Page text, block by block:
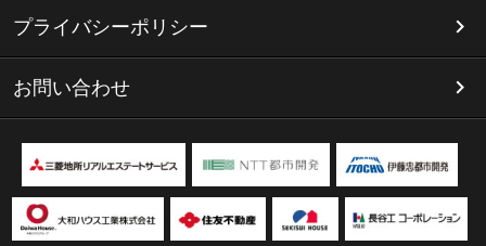
プライバシーポリシー
お問い合わせ